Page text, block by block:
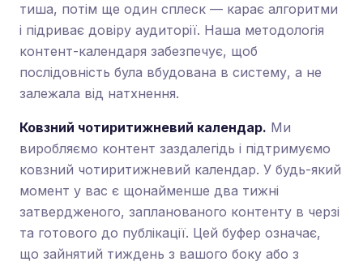
тиша, потім ще один сплеск — карає алгоритми
і підриває довіру аудиторії. Наша методологія
контент-календаря забезпечує, щоб
послідовність була вбудована в систему, а не
залежала від натхнення.
Ковзний чотиритижневий календар. Ми
виробляємо контент заздалегідь і підтримуємо
ковзний чотиритижневий календар. У будь-який
момент у вас є щонайменше два тижні
затвердженого, запланованого контенту в черзі
та готового до публікації. Цей буфер означає,
що зайнятий тиждень з вашого боку або з